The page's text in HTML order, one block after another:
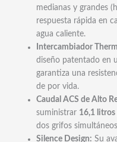
medianas y grandes
respuesta rápida en
agua caliente.
Intercambiador
diseño patentado en
garantiza una
de por vida.
Caudal ACS de Alto
suministrar 16,1
dos grifos
Silence Design: Su